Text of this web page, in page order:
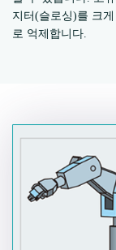
지터(슬로싱)를 크
로 억제합니다.